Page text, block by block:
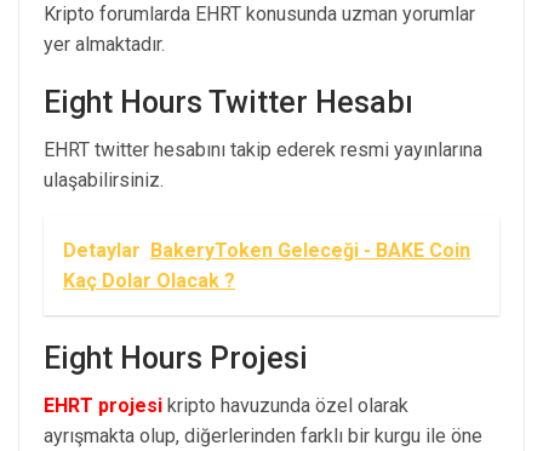
Kripto forumlarda EHRT konusunda uzman yorumlar
yer almaktadır.
Eight Hours Twitter Hesabı
EHRT twitter hesabını takip ederek resmi yayınlarına
ulaşabilirsiniz.
Detaylar BakeryToken Geleceği - BAKE Coin
Kaç Dolar Olacak ?
Eight Hours Projesi
EHRT projesi kripto havuzunda özel olarak
ayrışmakta olup, diğerlerinden farklı bir kurgu ile öne